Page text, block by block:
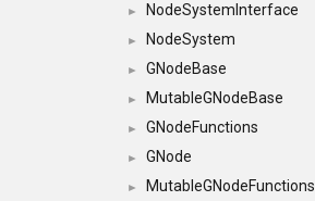
► NodeSystemInterface
► NodeSystem
► GNodeBase
► MutableGNodeBase
► GNodeFunctions
► GNode
► MutableGNodeFunctions